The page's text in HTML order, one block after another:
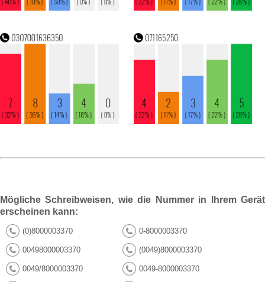
Mögliche Schreibweisen, wie die Nummer in Ihrem Gerät
erscheinen kann:
(0)8000003370 0-8000003370
00498000003370 (0049)8000003370
0049/8000003370 0049-8000003370